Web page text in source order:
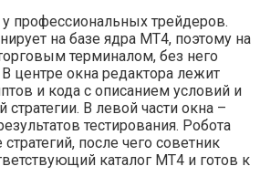
у профессиональных трейдеров.
на базе ядра МТ4, поэтому на
терминалом, без него
центре окна редактора лежит
и кода с описанием условий и
стратегии. В левой части окна –
тестирования. Робота
после чего советник
каталог МТ4 и готов к